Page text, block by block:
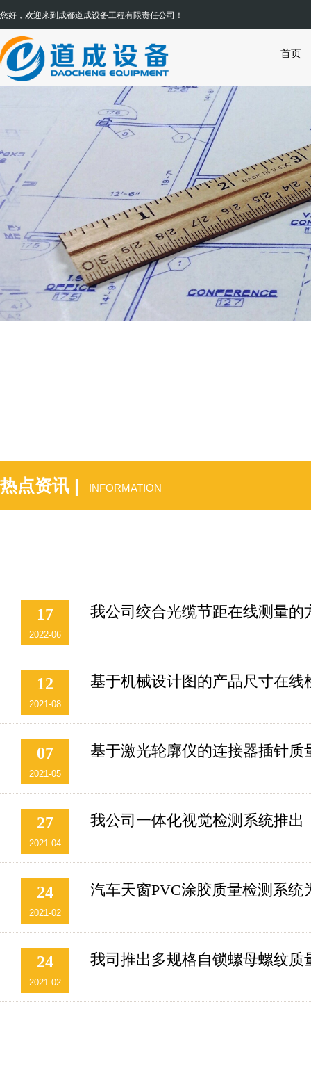
您好，欢迎来到 成都道成设备工程有限责任公司
首页
热点资讯 | INFORMATION
17
2022-06
我公司绞合光缆节距在线测量
12
2021-08
基于机械设计图的产品尺寸在线
07
2021-05
基于激光轮廓仪的连接器插针质
27
2021-04
我公司一体化视觉检测系统推出
24
2021-02
汽车天窗PVC涂胶质量检测系统
24
2021-02
我司推出多规格自锁螺母螺纹质